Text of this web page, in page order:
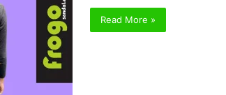
Read More »